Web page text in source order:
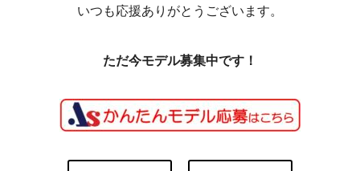
いつも応援ありがとうございます。
ただ今モデル募集中です！